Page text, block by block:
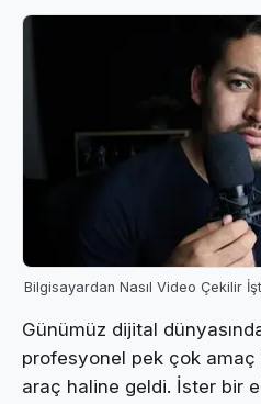
Bilgisayardan Nasıl Video Çekilir
Günümüz dijital
profesyonel pek çok
araç haline geldi. İster bir